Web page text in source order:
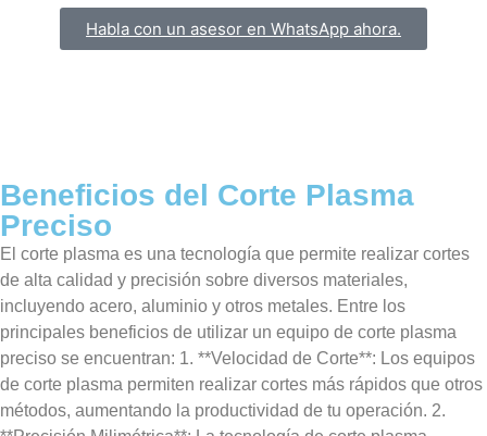
Habla con un asesor en WhatsApp ahora.
Beneficios del Corte Plasma
Preciso
El corte plasma es una tecnología que permite realizar cortes
de alta calidad y precisión sobre diversos materiales,
incluyendo acero, aluminio y otros metales. Entre los
principales beneficios de utilizar un equipo de corte plasma
preciso se encuentran: 1. **Velocidad de Corte**: Los equipos
de corte plasma permiten realizar cortes más rápidos que otros
métodos, aumentando la productividad de tu operación. 2.